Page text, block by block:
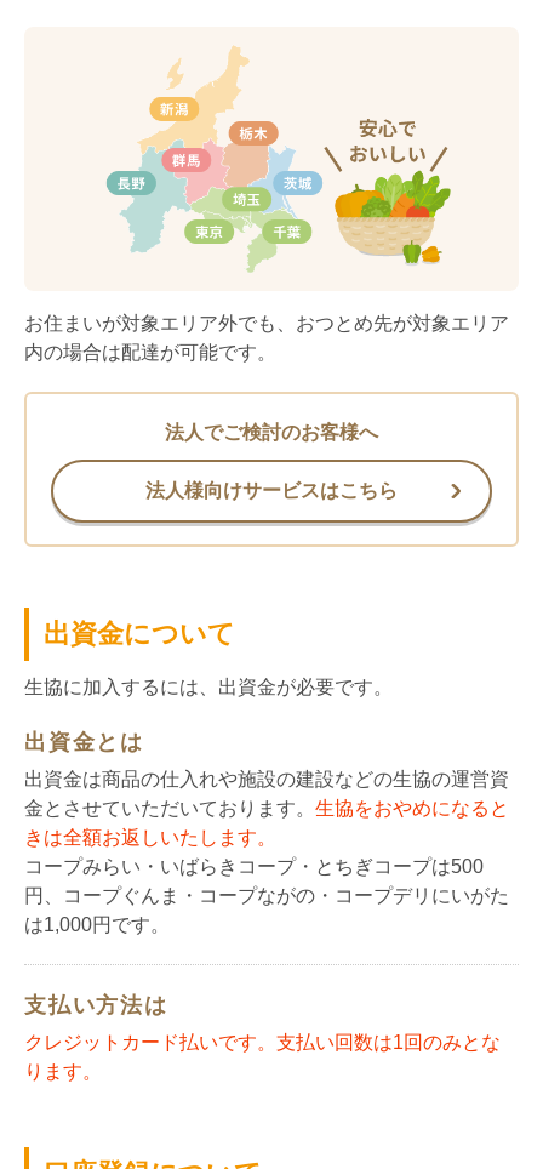
お住まいが対象エリア外でも、おつとめ先が対象エリア
内の場合は配達が可能です。
法人でご検討のお客様へ
法人様向けサービスはこちら
出資金について
生協に加入するには、出資金が必要です。
出資金とは
出資金は商品の仕入れや施設の建設などの生協の運営資
金とさせていただいております。 生協をおやめになると
きは全額お返しいたします。
コープみらい・いばらきコープ・とちぎコープは500
円、コープぐんま・コープながの・コープデリにいがた
は1,000円です。
支払い方法は
クレジットカード払いです。支払い回数は1回のみとな
ります。